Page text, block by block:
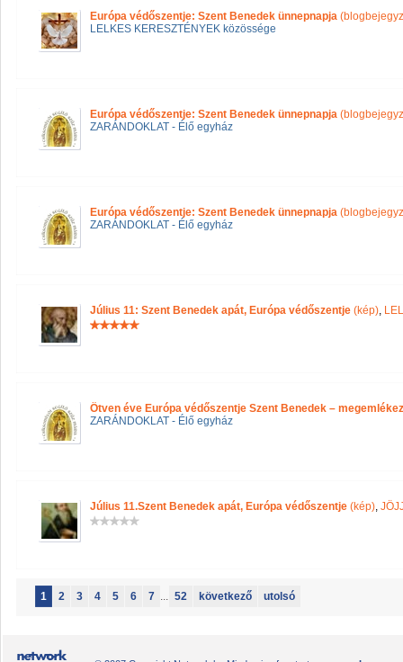
Európa védőszentje: Szent Benedek ünnepnapja
LELKES KERESZTÉNYEK közössége
Európa védőszentje: Szent Benedek ünnepnapja
ZARÁNDOKLAT - Élő egyház
Európa védőszentje: Szent Benedek ünnepnapja
ZARÁNDOKLAT - Élő egyház
Július 11: Szent Benedek apát, Európa védőszentje (kép),
Ötven éve Európa védőszentje Szent Benedek –
ZARÁNDOKLAT - Élő egyház
Július 11.Szent Benedek apát, Európa védőszentje (kép),
1 2 3 4 5 6 7 ... 52 következő utolsó